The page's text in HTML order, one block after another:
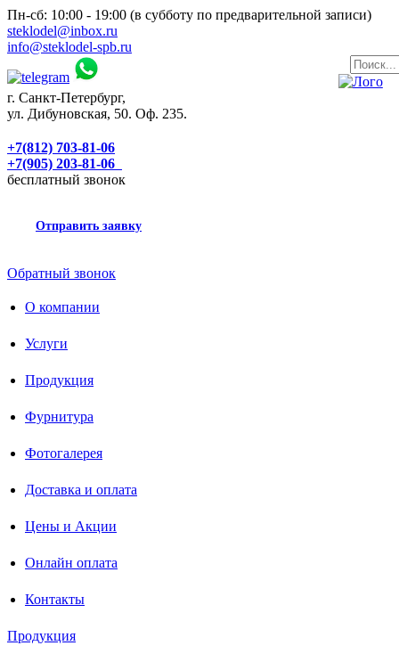
Пн-сб: 10:00 - 19:00 (в субботу по предварительной записи)
steklodel@inbox.ru
info@steklodel-spb.ru
г. Санкт-Петербург,
ул. Дибуновская, 50. Оф. 235.
+7(812) 703-81-06
+7(905) 203-81-06
бесплатный звонок
Отправить заявку
Обратный звонок
О компании
Услуги
Продукция
Фурнитура
Фотогалерея
Доставка и оплата
Цены и Акции
Онлайн оплата
Контакты
Продукция